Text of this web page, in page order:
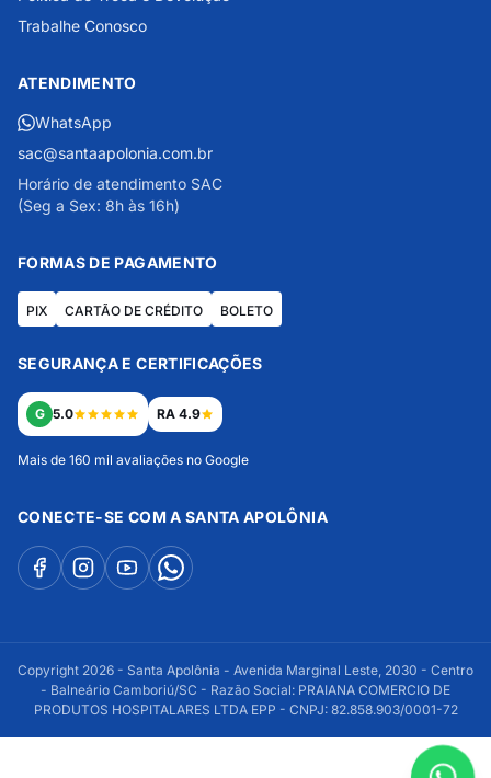
Trabalhe Conosco
ATENDIMENTO
WhatsApp
sac@santaapolonia.com.br
Horário de atendimento SAC
(Seg a Sex: 8h às 16h)
FORMAS DE PAGAMENTO
PIX CARTÃO DE CRÉDITO BOLETO
SEGURANÇA E CERTIFICAÇÕES
G 5.0 RA 4.9
Mais de 160 mil avaliações no Google
CONECTE-SE COM A SANTA APOLÔNIA
Copyright 2026 - Santa Apolônia - Avenida Marginal Leste, 2030 - Centro
- Balneário Camboriú/SC - Razão Social: PRAIANA COMERCIO DE
PRODUTOS HOSPITALARES LTDA EPP - CNPJ: 82.858.903/0001-72